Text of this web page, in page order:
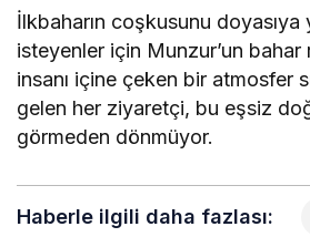
İlkbaharın coşkusunu doyasıya
isteyenler için Munzur’un bahar
insanı içine çeken bir atmosfer
gelen her ziyaretçi, bu eşsiz
görmeden dönmüyor.
Haberle ilgili daha fazlası: